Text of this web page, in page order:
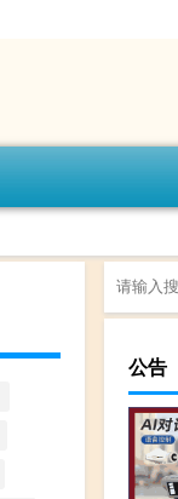
公告